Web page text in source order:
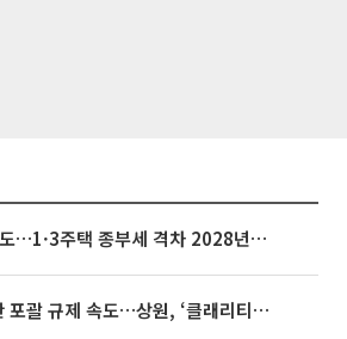
종부세 개편에도…1·3주택 종부세 격차 2028년부터 확대
미국, 가상자산 포괄 규제 속도…상원, ‘클래리티법’ 9월 절차투표 추진